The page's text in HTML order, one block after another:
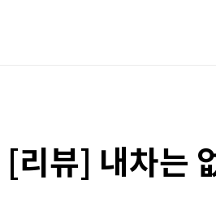
[리뷰] 내차는